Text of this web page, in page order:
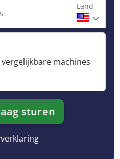
Land
machines
sturen